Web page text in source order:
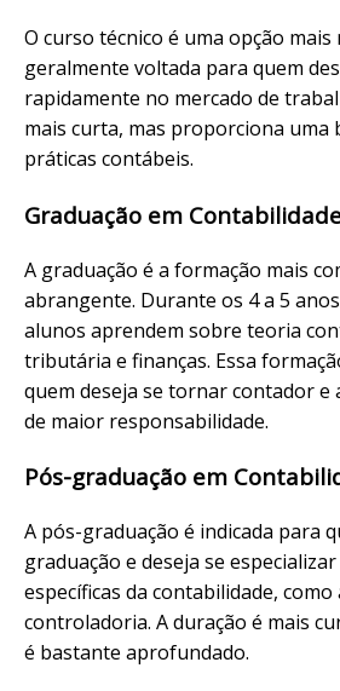
O curso técnico é uma opção mais
geralmente voltada para quem
rapidamente no mercado de
mais curta, mas proporciona uma
práticas contábeis.
Graduação em
A graduação é a formação mais
abrangente. Durante os 4 a 5
alunos aprendem sobre teoria
tributária e finanças. Essa
quem deseja se tornar contador e
de maior responsabilidade.
Pós-graduação em
A pós-graduação é indicada para
graduação e deseja se
específicas da contabilidade,
controladoria. A duração é mais
é bastante aprofundado.